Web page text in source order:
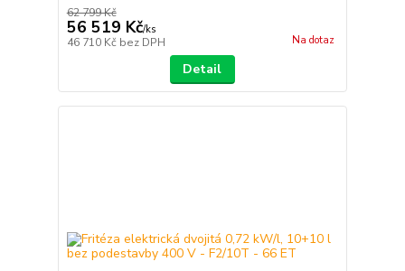
62 799 Kč
56 519 Kč/ks
46 710 Kč bez DPH Na dotaz
Detail